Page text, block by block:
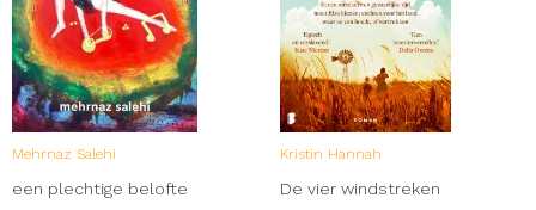
Mehrnaz Salehi
een plechtige belofte
Kristin Hannah
De vier windstreken